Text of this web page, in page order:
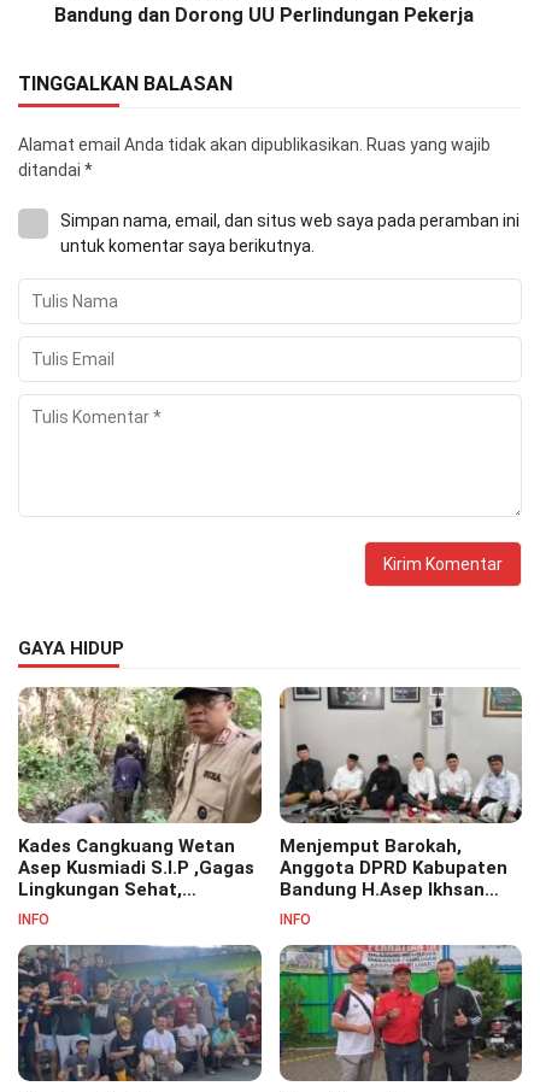
Bandung dan Dorong UU Perlindungan Pekerja
TINGGALKAN BALASAN
Alamat email Anda tidak akan dipublikasikan. Ruas yang wajib
ditandai *
Simpan nama, email, dan situs web saya pada peramban ini
untuk komentar saya berikutnya.
GAYA HIDUP
Kades Cangkuang Wetan
Asep Kusmiadi S.I.P ,Gagas
Lingkungan Sehat,
Bersihkan Saluran Air di RW
INFO
Menjemput Barokah,
Anggota DPRD Kabupaten
Bandung H.Asep Ikhsan
S.Pd.M.M Hadiri Haul Akbar
Pesantren Cipasung.
INFO